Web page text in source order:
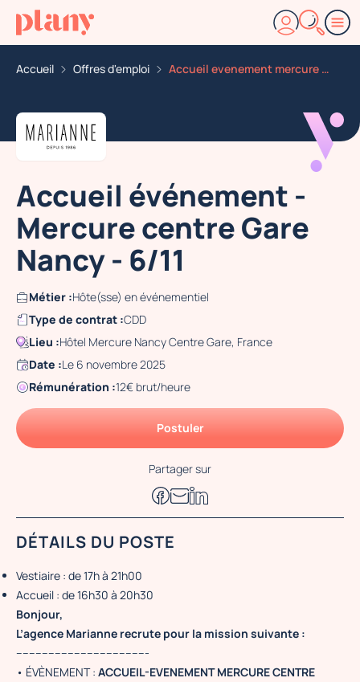
Accueil Offres d'emploi Accueil evenement mercure centre gare nancy 6 11
Accueil événement -
Mercure centre Gare
Nancy - 6/11
Métier :Hôte(sse) en événementiel
Type de contrat :CDD
Lieu :Hôtel Mercure Nancy Centre Gare, France
Date :Le 6 novembre 2025
Rémunération :12€ brut/heure
Postuler
Partager sur
DÉTAILS DU POSTE
Vestiaire : de 17h à 21h00
Accueil : de 16h30 à 20h30
Bonjour,
L’agence Marianne recrute pour la mission suivante :
-----------------------------------------
• ÉVÈNEMENT : ACCUEIL-EVENEMENT MERCURE CENTRE